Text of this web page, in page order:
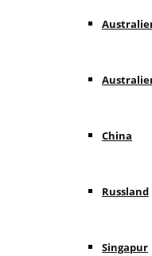
China
Russland
Singapur